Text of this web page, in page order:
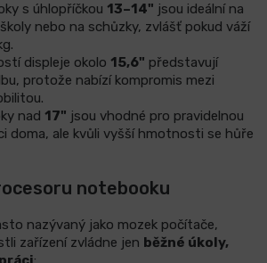
s úhlopříčkou 13–14" jsou ideální na
nebo na schůzky, zvlášť pokud váží
displeje okolo 15,6" představují
protože nabízí kompromis mezi
nad 17" jsou vhodné pro pravidelnou
doma, ale kvůli vyšší hmotnosti se hůře
notebooku
nazývaný jako mozek počítače,
zařízení zvládne jen běžné úkoly,